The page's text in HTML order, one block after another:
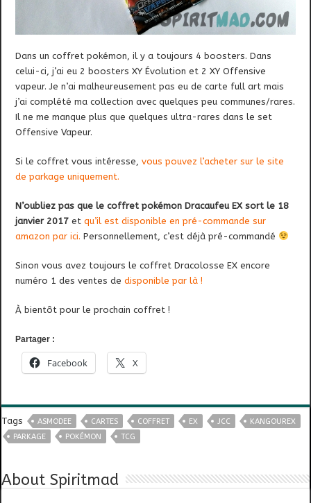
Dans un coffret pokémon, il y a toujours 4 boosters. Dans
celui-ci, j’ai eu 2 boosters XY Évolution et 2 XY Offensive
vapeur. Je n’ai malheureusement pas eu de carte full art mais
j’ai complété ma collection avec quelques peu communes/rares.
Il ne me manque plus que quelques ultra-rares dans le set
Offensive Vapeur.
Si le coffret vous intéresse,vous pouvez l’acheter sur le site
de parkage uniquement.
N’oubliez pas que le coffret pokémon Dracaufeu EX sort le 18
janvier 2017 etqu’il est disponible en pré-commande sur
amazon par ici. Personnellement, c’est déjà pré-commandé
Sinon vous avez toujours le coffret Dracolosse EX encore
numéro 1 des ventes dedisponible par là !
À bientôt pour le prochain coffret !
Partager :
Facebook X
Tags ASMODEE CARTES COFFRET EX JCC
KANGOUREX
PARKAGE
POKÉMON TCG
About Spiritmad